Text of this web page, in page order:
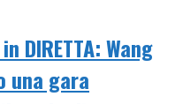
DIRETTA: Wang
una gara